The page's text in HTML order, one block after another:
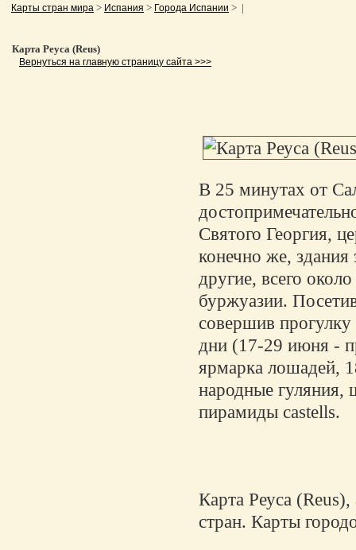
Карты стран мира > Испания > Города Испании > |
Карта Реуса (Reus)
Вернуться на главную страницу сайта >>>
В 25 минутах от
Святого Георгия,
конечно же,
другие, всего
буржуазии.
совершив
дни (17-29 июня -
ярмарка лошадей,
народные гуляния,
пирамиды castells.
Карта Реуса
стран. Карты